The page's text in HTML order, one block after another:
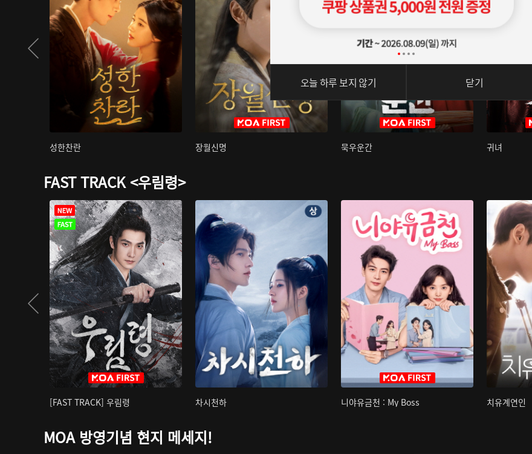
성한찬란 장월신명 묵우운간 귀녀
FAST TRACK <우림령>
[FAST TRACK] 우림령 차시천하 니야유금천 : My Boss 치유계연인
MOA 방영기념 현지 메세지!
오늘 하루 보지 않기 닫기